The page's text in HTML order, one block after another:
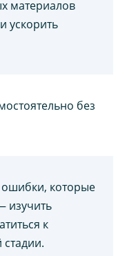
материалов
ускорить
без
которые
изучить
к